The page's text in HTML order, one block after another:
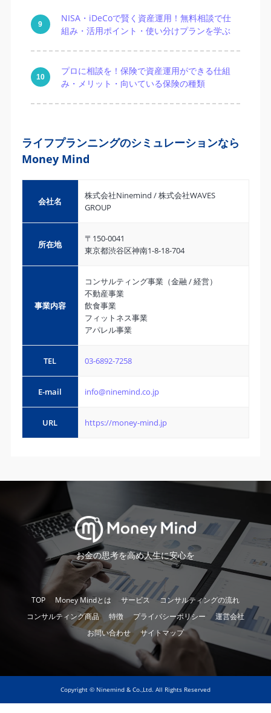
NISA・iDeCoで賢く資産運用！無料相談で仕
組み・活用ポイント・使い分けプランを学ぶ
プロに相談を！保険で資産運用ができる仕組
み・メリット・向いている保険の種類
ライフプランニングのシミュレーションなら
Money Mind
会社名
株式会社Ninemind / 株式会社WAVES
GROUP
所在地
〒150-0041
東京都渋谷区神南1-8-18-704
事業内容
コンサルティング事業（金融 / 経営）
不動産事業
飲食事業
フィットネス事業
アパレル事業
TEL 03-6892-7258
E-mail info@ninemind.co.jp
URL https://money-mind.jp
お金の思考を高め人生に安心を
TOP Money Mindとは サービス
コンサルティングの流れ
コンサルティング商品
特徴 プライバシーポリシー
運営会社
お問い合わせ
サイトマップ
Copyright © Ninemind & Co.,Ltd. All Rights Reserved